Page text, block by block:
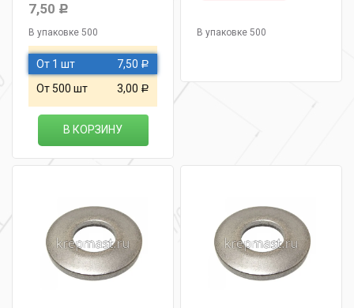
7,50 Р
В упаковке 500
От 1 шт 7,50 Р
От 500 шт 3,00 Р
В КОРЗИНУ
В упаковке 500